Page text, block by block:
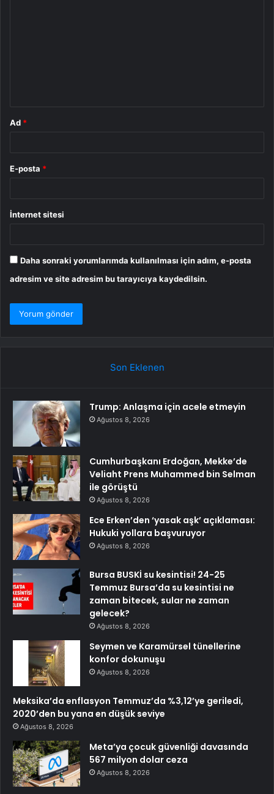
Ad *
E-posta *
İnternet sitesi
Daha sonraki yorumlarımda kullanılması için adım, e-posta
adresim ve site adresim bu tarayıcıya kaydedilsin.
Son Eklenen
Trump: Anlaşma için acele etmeyin
Ağustos 8, 2026
Cumhurbaşkanı Erdoğan, Mekke’de
Veliaht Prens Muhammed bin Selman
ile görüştü
Ağustos 8, 2026
Ece Erken’den ‘yasak aşk’ açıklaması:
Hukuki yollara başvuruyor
Ağustos 8, 2026
Bursa BUSKİ su kesintisi! 24-25
Temmuz Bursa’da su kesintisi ne
zaman bitecek, sular ne zaman
gelecek?
Ağustos 8, 2026
Seymen ve Karamürsel tünellerine
konfor dokunuşu
Ağustos 8, 2026
Meksika’da enflasyon Temmuz’da %3,12’ye geriledi,
2020’den bu yana en düşük seviye
Ağustos 8, 2026
Meta’ya çocuk güvenliği davasında
567 milyon dolar ceza
Ağustos 8, 2026